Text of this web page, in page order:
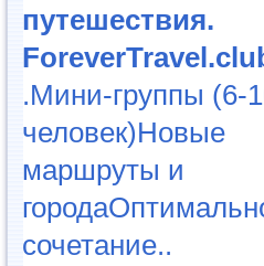
путешествия.
.Мини-группы (6-
человек)Новые
маршруты и
сочетание..